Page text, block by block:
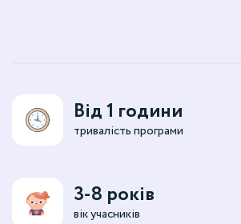
Від 1 години
тривалість програми
3-8 років
вік учасників